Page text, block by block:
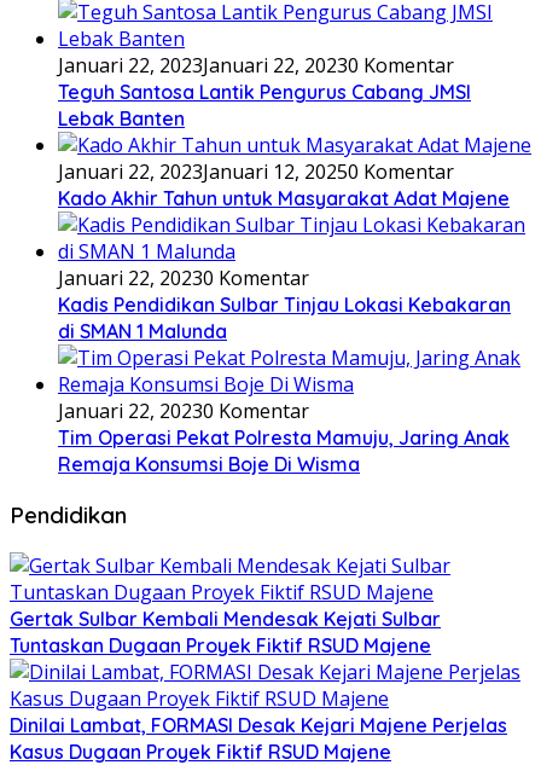
Januari 22, 2023Januari 22, 20230 Komentar
Teguh Santosa Lantik Pengurus Cabang JMSI
Lebak Banten
Januari 22, 2023Januari 12, 20250 Komentar
Kado Akhir Tahun untuk Masyarakat Adat Majene
Januari 22, 20230 Komentar
Kadis Pendidikan Sulbar Tinjau Lokasi Kebakaran
di SMAN 1 Malunda
Januari 22, 20230 Komentar
Tim Operasi Pekat Polresta Mamuju, Jaring Anak
Remaja Konsumsi Boje Di Wisma
Pendidikan
Gertak Sulbar Kembali Mendesak Kejati Sulbar
Tuntaskan Dugaan Proyek Fiktif RSUD Majene
Dinilai Lambat, FORMASI Desak Kejari Majene Perjelas
Kasus Dugaan Proyek Fiktif RSUD Majene